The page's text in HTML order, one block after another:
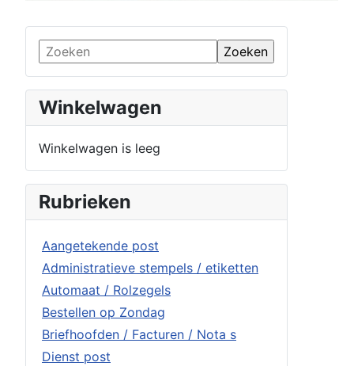
Winkelwagen
Winkelwagen is leeg
Rubrieken
Aangetekende post
Administratieve stempels / etiketten
Automaat / Rolzegels
Bestellen op Zondag
Briefhoofden / Facturen / Nota s
Dienst post